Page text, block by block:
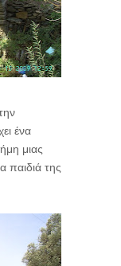
ένα
μιας
παιδιά της